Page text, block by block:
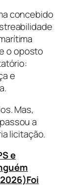
concebido
o oposto
e
Mas,
a
licitação.
e